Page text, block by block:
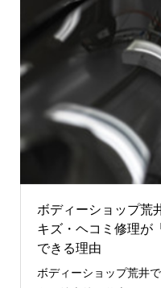
ボディーショップ荒
キズ・ヘコミ修理が
できる理由
ボディーショップ荒井